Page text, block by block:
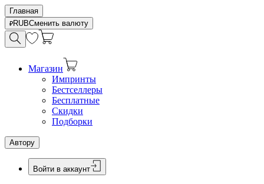
Главная
RUBСменить валюту
Магазин
Импринты
Бестселлеры
Бесплатные
Скидки
Подборки
Автору
Войти в аккаунт